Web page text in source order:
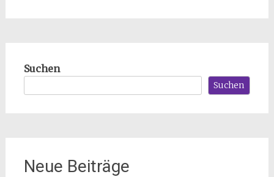
Suchen
Suchen
Neue Beiträge